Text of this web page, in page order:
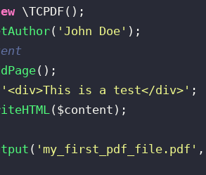
\TCPDF( ) ;
( 'John Doe' ) ;
( ) ;
'<div>This is a test</div>' ;
( $content ) ;
( 'my_first_pdf_file.pdf' ,